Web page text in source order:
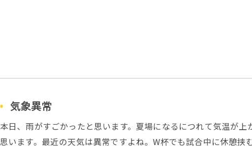
気象異常
本日、雨がすごかったと思います。夏場になるにつれて気温が上
思います。最近の天気は異常ですよね。W杯でも試合中に休憩挟